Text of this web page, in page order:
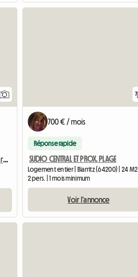
Joli Studio Hyper Centre Biarritz Grande Plage
7
700 € / mois
Réponse rapide
SUDIO CENTRAL ET PROX. PLAGE
Logement entier | Biarritz (64200) | 24 M2
2 pers. | 1 mois minimum
Voir l'annonce